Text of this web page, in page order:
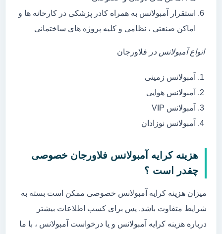
استقرار آمبولانس به همراه کادر پزشکی در کارخانه ها و
اماکن صنعتی ، نظامی و کلیه پروژه های ساختمانی
انواع آمبولانس در فلاورجان
آمبولانس زمینی
آمبولانس هوایی
آمبولانس VIP
آمبولانس نوزادان
هزینه کرایه آمبولانس فلاورجان خصوصی
چقدر است ؟
میزان هزینه کرایه آمبولانس خصوصی ممکن است بسته به
شرایط متفاوت باشد. پس برای کسب اطلاعات بیشتر
درباره هزینه کرایه آمبولانس و یا درخواست آمبولانس ، با ما